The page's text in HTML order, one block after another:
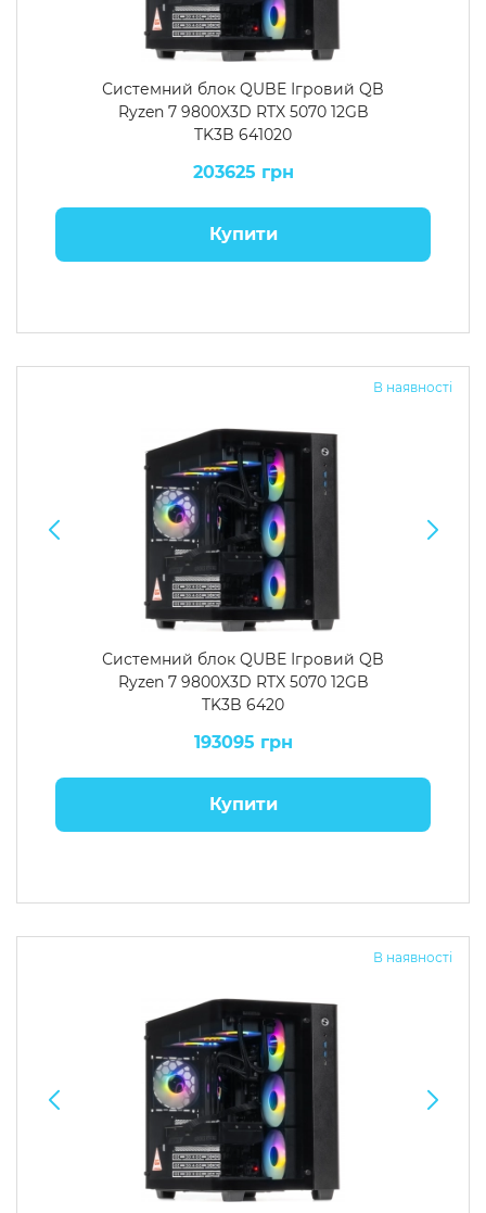
Системний блок QUBE Ігровий QB
Ryzen 7 9800X3D RTX 5070 12GB
TK3B 641020
203625 грн
Купити
В наявності
Системний блок QUBE Ігровий QB
Ryzen 7 9800X3D RTX 5070 12GB
TK3B 6420
193095 грн
Купити
В наявності